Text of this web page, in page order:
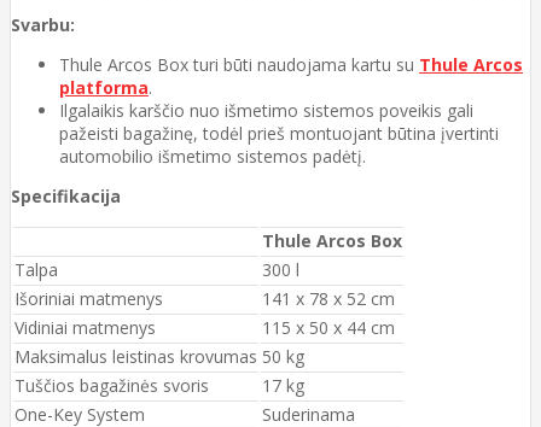
Svarbu:
Thule Arcos Box turi būti naudojama kartu su Thule Arcos
platforma.
Ilgalaikis karščio nuo išmetimo sistemos poveikis gali
pažeisti bagažinę, todėl prieš montuojant būtina įvertinti
automobilio išmetimo sistemos padėtį.
Specifikacija
Thule Arcos Box
Talpa
300 l
Išoriniai matmenys
141 x 78 x 52 cm
Vidiniai matmenys
115 x 50 x 44 cm
Maksimalus leistinas krovumas 50 kg
Tuščios bagažinės svoris
17 kg
One-Key System
Suderinama